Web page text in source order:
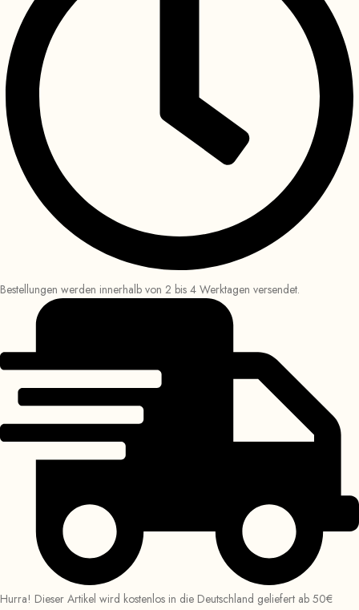
Bestellungen werden innerhalb von 2 bis 4 Werktagen versendet.
Hurra! Dieser Artikel wird kostenlos in die Deutschland geliefert ab 50€